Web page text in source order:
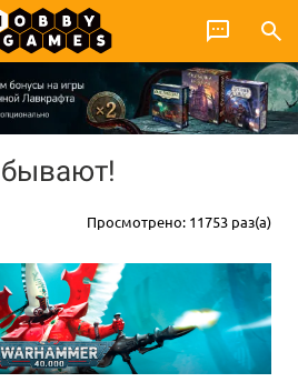
Просмотрено: 11753 раз(а)